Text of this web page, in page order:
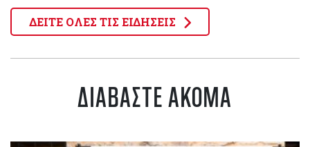
ΔΕΙΤΕ ΟΛΕΣ ΤΙΣ ΕΙΔΗΣΕΙΣ
ΔΙΑΒΑΣΤΕ ΑΚΟΜΑ